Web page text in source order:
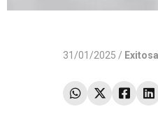
31/01/2025 /